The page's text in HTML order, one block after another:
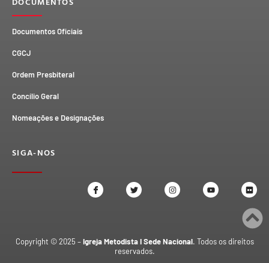
Documentos Oficiais
CGCJ
Ordem Presbiteral
Concílio Geral
Nomeações e Designações
SIGA-NOS
Copyright © 2025 –Igreja Metodista I Sede Nacional. Todos os direitos
reservados.